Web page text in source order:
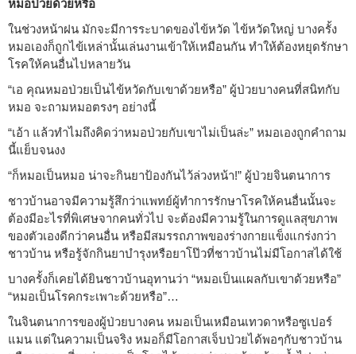
หมอป่วยด้วยหรือ
ในช่วงหน้าฝน มักจะมีการระบาดของไข้หวัด ไข้หวัดใหญ่ บางครั้ง
หมอเองก็ถูกไข้เหล่านั้นเล่นงานเข้าให้เหมือนกัน ทำให้ต้องหยุดรักษา
โรคให้คนอื่นไปหลายวัน
“เอ คุณหมอป่วยเป็นไข้หวัดกับเขาด้วยหรือ” ผู้ป่วยบางคนที่สนิทกับ
หมอ จะถามหมอตรงๆ อย่างนี้
“เอ้า แล้วทำไมถึงคิดว่าหมอป่วยกับเขาไม่เป็นล่ะ” หมอเองถูกคำถาม
นี้แย็บจนงง
“ก็หมอเป็นหมอ น่าจะกินยาป้องกันไว้ล่วงหน้า!” ผู้ป่วยจินตนาการ
ชาวบ้านอาจมีความรู้สึกว่าแพทย์ผู้ทำการรักษาโรคให้คนอื่นนั้นจะ
ต้องมีอะไรที่พิเศษจากคนทั่วไป จะต้องมีความรู้ในการดูแลสุขภาพ
ของตัวเองดีกว่าคนอื่น หรือมีสมรรถภาพของร่างกายแข็งแกร่งกว่า
ชาวบ้าน หรือรู้จักกินยาบำรุงหรือยาโป๊วที่ชาวบ้านไม่มีโอกาสได้ใช้
บางครั้งก็เคยได้ยินชาวบ้านอุทานว่า “หมอเป็นแผลกับเขาด้วยหรือ”
“หมอเป็นโรคกระเพาะด้วยหรือ”…
ในจินตนาการของผู้ป่วยบางคน หมอเป็นเหมือนเทวดาหรือซูเปอร์
แมน แต่ในความเป็นจริง หมอก็มีโอกาสเจ็บป่วยได้พอๆกับชาวบ้าน